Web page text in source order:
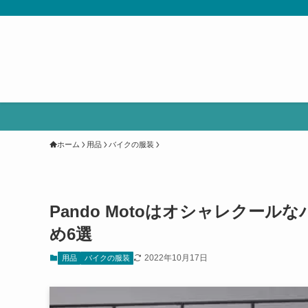
ホーム 用品 バイクの服装
Pando Motoはオシャレクールな
め6選
用品 バイクの服装 2022年10月17日